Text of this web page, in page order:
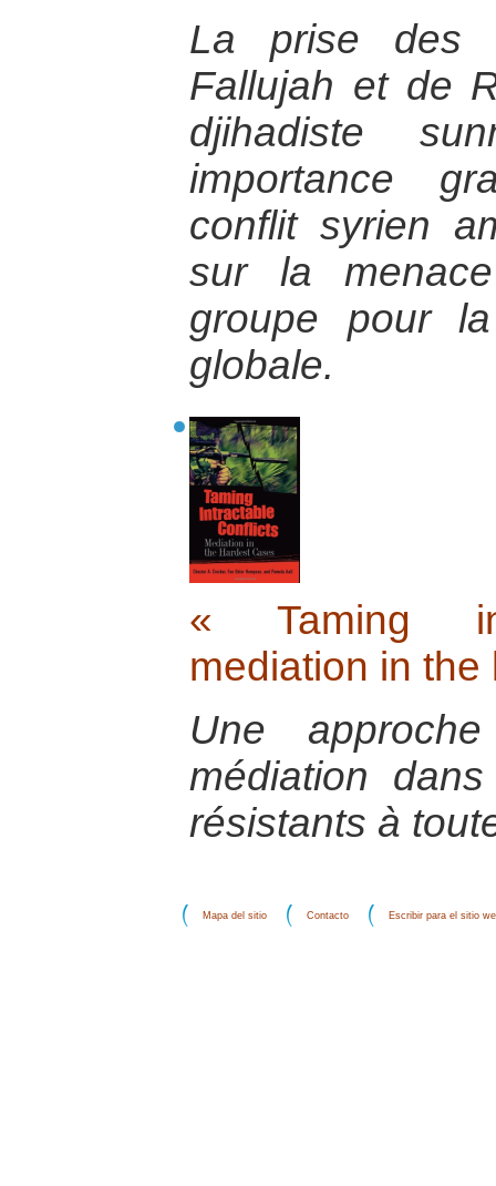
La prise des
Fallujah et de
djihadiste
importance
conflit syrien
sur la
groupe pour
globale.
« Taming
mediation in
Une
médiation
résistants à
Mapa del sitio Contacto Escribir para el sitio